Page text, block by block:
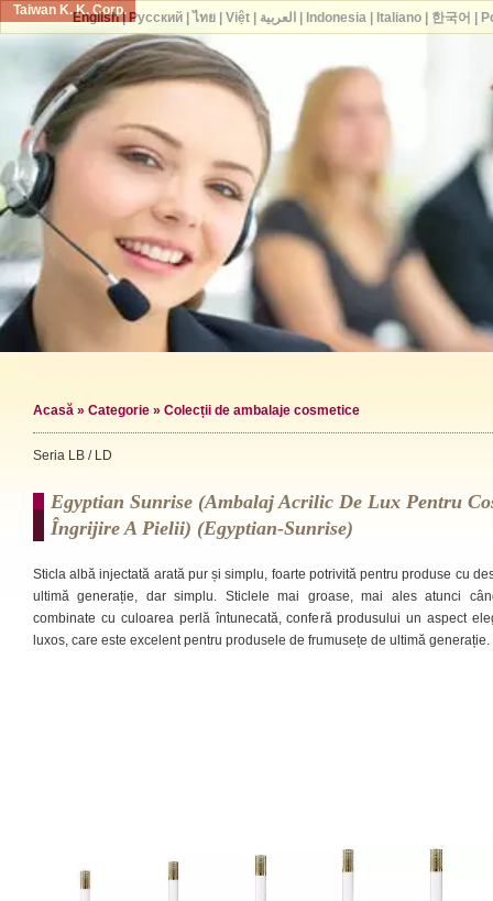
Taiwan K. K. Corp.
Acasă » Categorie » Colecții de ambalaje cosmetice
Seria LB / LD
Egyptian Sunrise (ambalaj Acrilic De Lux Pentru
Îngrijire A Pielii) (egyptian-Sunrise)
Sticla albă injectată arată pur și simplu, foarte potrivită pentru produse cu
ultimă generație, dar simplu. Sticlele mai groase, mai ales atunci
combinate cu culoarea perlă întunecată, conferă produsului un aspect
luxos, care este excelent pentru produsele de frumusețe de ultimă generație.
English| Русский| ไทย| Việt| العربية Indonesia| Italiano| 한국어